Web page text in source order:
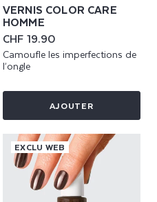
VERNIS COLOR CARE
HOMME
Prix
habituel
CHF 19.90
Camoufle les imperfections de
l’ongle
AJOUTER
EXCLU WEB